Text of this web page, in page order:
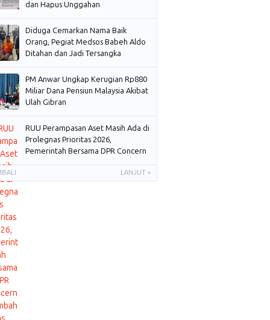
dan Hapus Unggahan
Diduga Cemarkan Nama Baik
Orang, Pegiat Medsos Babeh Aldo
Ditahan dan Jadi Tersangka
PM Anwar Ungkap Kerugian Rp880
Miliar Dana Pensiun Malaysia Akibat
Ulah Gibran
RUU Perampasan Aset Masih Ada di
Prolegnas Prioritas 2026,
Pemerintah Bersama DPR Concern
LANJUT »